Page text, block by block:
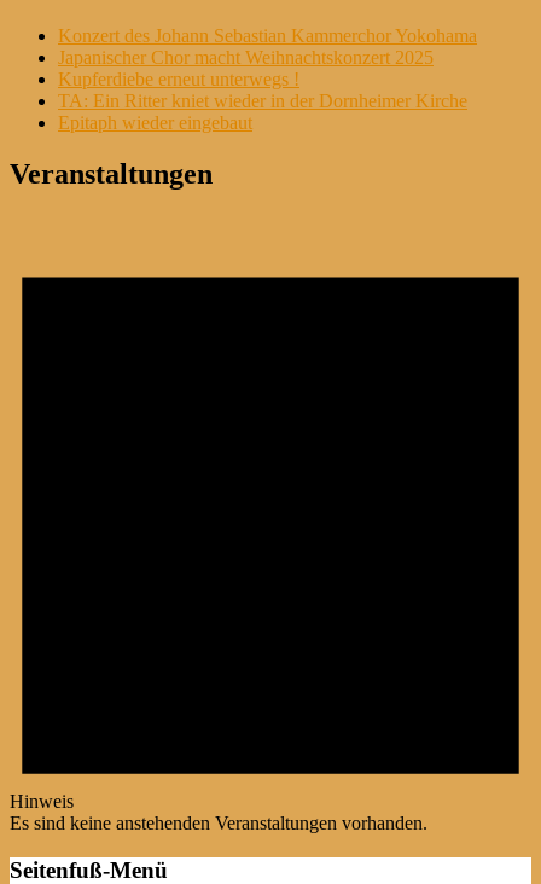
Konzert des Johann Sebastian Kammerchor Yokohama
Japanischer Chor macht Weihnachtskonzert 2025
Kupferdiebe erneut unterwegs !
TA: Ein Ritter kniet wieder in der Dornheimer Kirche
Epitaph wieder eingebaut
Veranstaltungen
Hinweis
Es sind keine anstehenden Veranstaltungen vorhanden.
Seitenfuß-Menü